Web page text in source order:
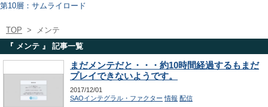
第10層：サムライロード
TOP >
メンテ
『 メンテ 』 記事一覧
まだメンテだと・・・約10時間経過するもまだ
プレイできないようです。
2017/12/01
SAOインテグラル・ファクター 情報 配信